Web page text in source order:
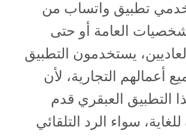
تطبيق واتساب من
العامة أو حتى
يستخدمون التطبيق
أعمالهم التجارية، لأن
التطبيق العبقري قدم
سواء الرد التلقائي